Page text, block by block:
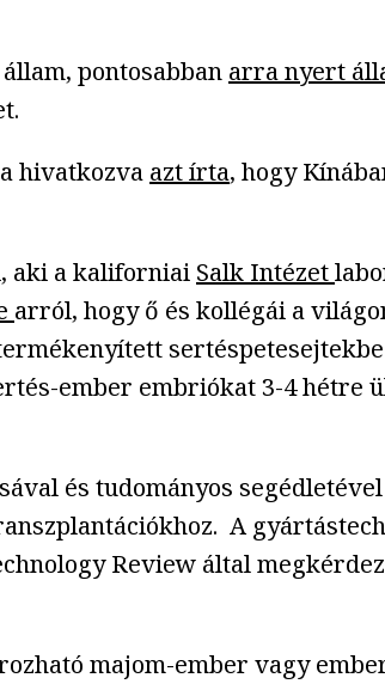
pontosabban arra nyert
hivatkozva azt írta, hogy
aki a kaliforniai Salk Intézet
arról, hogy ő és kollégái a
ember embriókat 3-4 hétre
és tudományos
A
Review által
majom-ember vagy